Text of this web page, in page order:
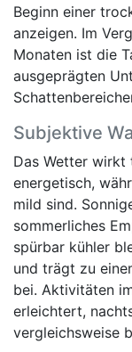
Beginn einer
anzeigen. Im
Monaten ist die
ausgeprägten
Subjektive
Das Wetter wirkt
energetisch,
mild sind.
sommerliches
spürbar kühler
und trägt zu
bei. Aktivitäten
erleichtert,
vergleichsweise